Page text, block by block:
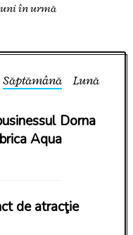
în urmă
Săptămână Lună
Dorna
Aqua
de atracţie